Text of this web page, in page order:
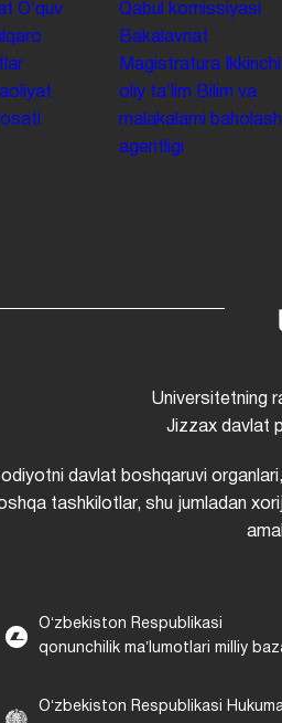
Oʻquv
Qabul komissiyasi
Bakalavriat
Magistratura
Ikkinchi
oliy taʼlim Bilim va
malakalarni baholash
agentligi
Universitetning
Jizzax davlat
davlat boshqaruvi
tashkilotlar, shu jumladan
Oʻzbekiston Respublikasi
qonunchilik maʼlumotlari milliy
Oʻzbekiston Respublikasi